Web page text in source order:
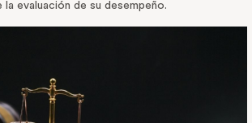
evaluación de su desempeño.